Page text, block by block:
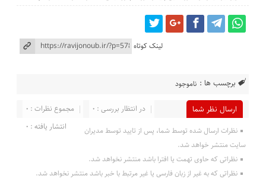
لینک کوتاه
برچسب ها : ناموجود
ارسال نظر شما مجموع نظرات : 0
در انتظار بررسی : 0
انتشار یافته : 0
نظرات ارسال شده توسط شما، پس از تایید توسط مدیران
سایت منتشر خواهد شد.
نظراتی که حاوی تهمت یا افترا باشد منتشر نخواهد شد.
نظراتی که به غیر از زبان فارسی یا غیر مرتبط با خبر باشد منتشر نخواهد شد.